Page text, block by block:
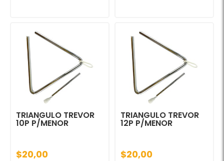
TRIANGULO TREVOR
10P P/MENOR
$20,00
TRIANGULO TREVOR
12P P/MENOR
$20,00